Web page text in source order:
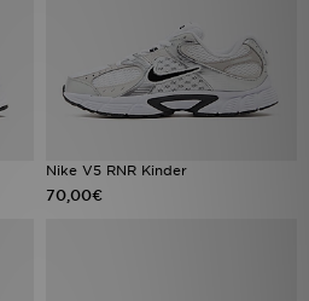
Nike V5 RNR Kinder
70,00€